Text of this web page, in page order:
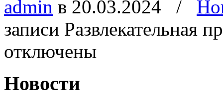
admin в 20.03.2024 /
записи Развлекательная
отключены
Новости